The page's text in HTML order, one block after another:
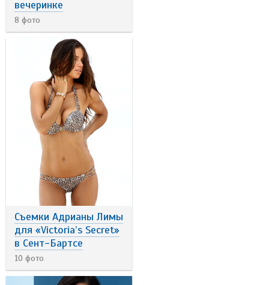
вечеринке
8 фото
Съемки Адрианы Лимы
для «Victoria’s Secret»
в Сент-Бартсе
10 фото